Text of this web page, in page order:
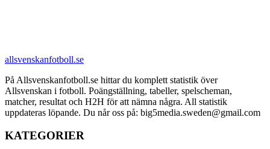
allsvenskanfotboll.se
På Allsvenskanfotboll.se hittar du komplett statistik över
Allsvenskan i fotboll. Poängställning, tabeller, spelscheman,
matcher, resultat och H2H för att nämna några. All statistik
uppdateras löpande. Du når oss på: big5media.sweden@gmail.com
KATEGORIER